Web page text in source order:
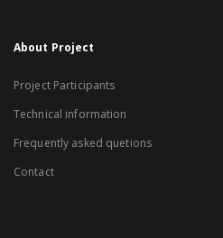
About Project
Project Participants
Technical information
Frequently asked quetions
Contact